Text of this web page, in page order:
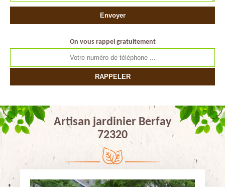
On vous rappel gratuitement
Artisan jardinier Berfay
72320